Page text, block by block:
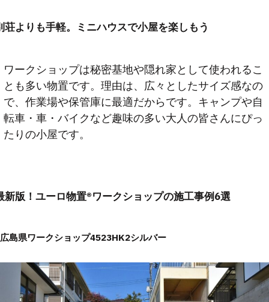
荘よりも手軽。ミニハウスで小屋を楽しもう
ワークショップは秘密基地や隠れ家として使われるこ
とも多い物置です。理由は、広々としたサイズ感なの
で、作業場や保管庫に最適だからです。キャンプや自
転車・車・バイクなど趣味の多い大人の皆さんにぴっ
たりの小屋です。
新版！ユーロ物置®ワークショップの施工事例6選
広島県ワークショップ4523HK2シルバー